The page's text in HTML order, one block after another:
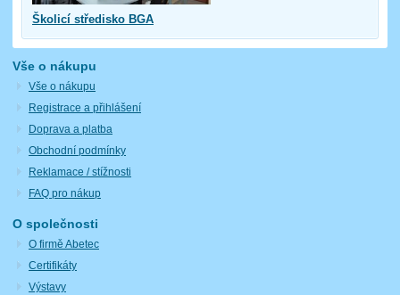
Školicí středisko BGA
Vše o nákupu
Vše o nákupu
Registrace a přihlášení
Doprava a platba
Obchodní podmínky
Reklamace / stížnosti
FAQ pro nákup
O společnosti
O firmě Abetec
Certifikáty
Výstavy